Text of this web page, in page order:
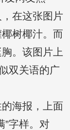
在这张图片
树椰汁。而
。该图片上
双关语的广
海报，上面
”字样。对